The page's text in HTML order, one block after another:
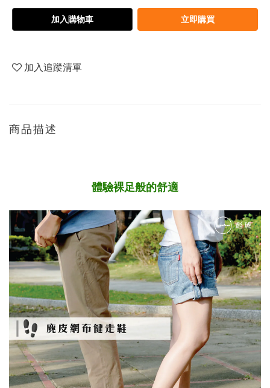
加入購物車 立即購買
加入追蹤清單
商品描述
體驗裸足般的舒適